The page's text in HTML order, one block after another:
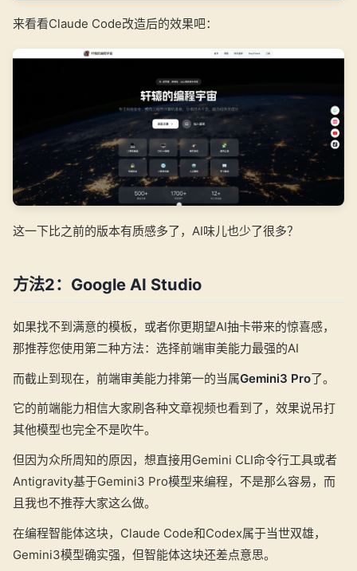
来看看Claude Code改造后的效果吧：
这一下比之前的版本有质感多了，AI味儿也少了很多？
方法2：Google AI Studio
如果找不到满意的模板，或者你更期望AI抽卡带来的惊喜感，
那推荐您使用第二种方法：选择前端审美能力最强的AI
而截止到现在，前端审美能力排第一的当属Gemini3 Pro了。
它的前端能力相信大家刷各种文章视频也看到了，效果说吊打
其他模型也完全不是吹牛。
但因为众所周知的原因，想直接用Gemini CLI命令行工具或者
Antigravity基于Gemini3 Pro模型来编程，不是那么容易，而
且我也不推荐大家这么做。
在编程智能体这块，Claude Code和Codex属于当世双雄，
Gemini3模型确实强，但智能体这块还差点意思。